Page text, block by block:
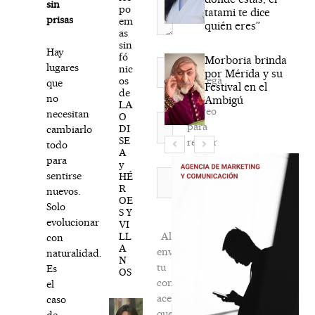
sin
prisas
Hay
lugares
que
no
necesitan
cambiarlo
todo
para
sentirse
nuevos.
Solo
evolucionar
con
naturalidad.
Es
el
caso
po
em
as
sin
fó
nic
os
de
LA
O
DI
SE
A
y
HÉ
R
OE
S Y
VI
LL
A
N
OS
Nombre*
Correo
electrónico*
Agréga
mi
correo
para
recibir
la
newsletter
Al
enviar
tu
comentario,
aceptas
tatami te dice
quién eres”
Morboria brinda
por Mérida y su
Festival en el
Ambigú